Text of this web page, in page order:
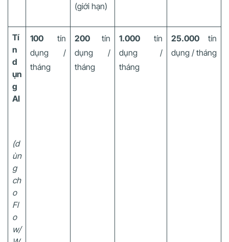
(giới hạn)
Tí
n
d
ụn
g
AI
(d
ùn
g
ch
o
Fl
o
w/
100 tín
dụng /
tháng
200 tín
dụng /
tháng
1.000 tín
dụng /
tháng
25.000 tín
dụng / tháng